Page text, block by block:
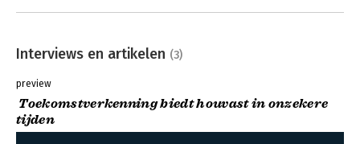
Interviews en artikelen (3)
preview
Toekomstverkenning biedt houvast in onzekere
tijden